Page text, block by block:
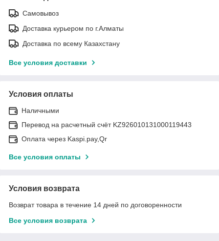
Самовывоз
Доставка курьером по г.Алматы
Доставка по всему Казахстану
Все условия доставки
Условия оплаты
Наличными
Перевод на расчетный счёт KZ926010131000119443
Оплата через Kaspi.pay,Qr
Все условия оплаты
Условия возврата
Возврат товара в течение 14 дней по договоренности
Все условия возврата